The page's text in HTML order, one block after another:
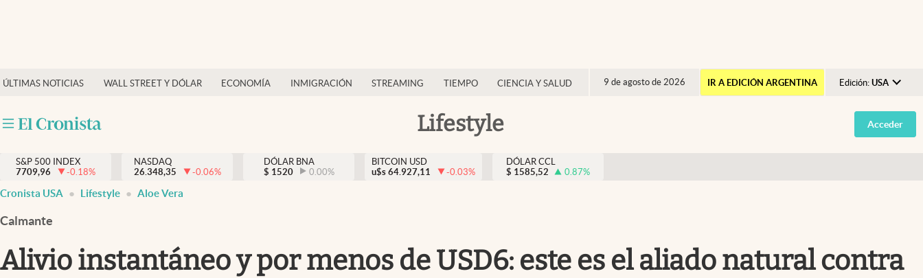
ÚLTIMAS NOTICIAS WALL STREET Y DÓLAR ECONOMÍA INMIGRACIÓN STREAMING TIEMPO CIENCIA Y SALUD 9 de agosto de 2026 IR A EDICIÓN ARGENTINA Edición: USA
Argentina
España
Lifestyle
Finanzas y economía
Inmigración
Trending
Streaming
Acceder
S&P 500 INDEX
7709,96
-0.18%
NASDAQ
26.348,35
-0.06%
DÓLAR BNA
$ 1520 0.00%
BITCOIN USD
u$s 64.927,11 -0.03%
DÓLAR CCL
$ 1585,52 0.87%
Cronista USA Lifestyle Aloe Vera
Calmante
Alivio instantáneo y por menos de USD6: este es el aliado natural contra